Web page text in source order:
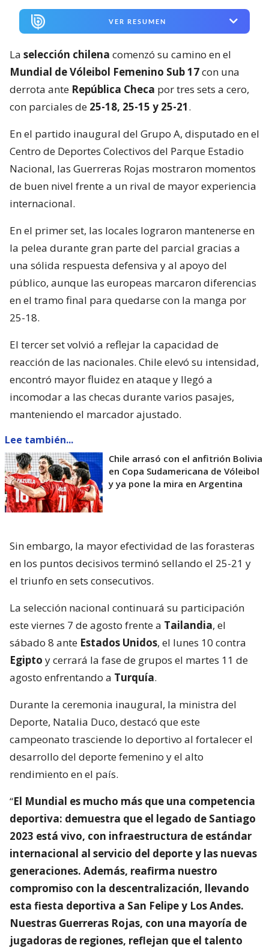
VER RESUMEN
La selección chilena comenzó su camino en el
Mundial de Vóleibol Femenino Sub 17con una
derrota ante República Checa por tres sets a cero,
con parciales de 25-18, 25-15 y 25-21.
En el partido inaugural del Grupo A, disputado en el
Centro de Deportes Colectivos del Parque Estadio
Nacional, las Guerreras Rojas mostraron momentos
de buen nivel frente a un rival de mayor experiencia
internacional.
En el primer set, las locales lograron mantenerse en
la pelea durante gran parte del parcial gracias a
una sólida respuesta defensiva y al apoyo del
público, aunque las europeas marcaron diferencias
en el tramo final para quedarse con la manga por
25-18.
El tercer set volvió a reflejar la capacidad de
reacción de las nacionales. Chile elevó su intensidad,
encontró mayor fluidez en ataque y llegó a
incomodar a las checas durante varios pasajes,
manteniendo el marcador ajustado.
Lee también...
Chile arrasó con el anfitrión Bolivia
en Copa Sudamericana de Vóleibol
y ya pone la mira en Argentina
Sin embargo, la mayor efectividad de las forasteras
en los puntos decisivos terminó sellando el 25-21 y
el triunfo en sets consecutivos.
La selección nacional continuará su participación
este viernes 7 de agosto frente a Tailandia, el
sábado 8 ante Estados Unidos, el lunes 10 contra
Egipto y cerrará la fase de grupos el martes 11 de
agosto enfrentando a Turquía.
Durante la ceremonia inaugural, la ministra del
Deporte, Natalia Duco, destacó que este
campeonato trasciende lo deportivo al fortalecer el
desarrollo del deporte femenino y el alto
rendimiento en el país.
“El Mundial es mucho más que una competencia
deportiva: demuestra que el legado de Santiago
2023 está vivo, con infraestructura de estándar
internacional al servicio del deporte y las nuevas
generaciones. Además, reafirma nuestro
compromiso con la descentralización, llevando
esta fiesta deportiva a San Felipe y Los Andes.
Nuestras Guerreras Rojas, con una mayoría de
jugadoras de regiones, reflejan que el talento